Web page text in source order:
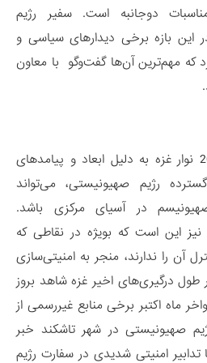
دوجانبه است. سفیر رژیم
این بازه برخی دیدارهای سیاسی و
که مهم‌ترین آن‌ها گفت‌و‌گو با معاون
یکی از پیامدهای جنگ 2023 نوار غزه به دلیل ابعاد و پیامدهای
رژیم صهیونیستی، می‌تواند
در آسیای مرکزی باشد.
نیز این است که بویژه در نقاطی که
آن را ندارند، منجر به امنیتی‌سازی
درگیری‌های اخیر غزه شاهد بروز
ماه اکتبر برخی منابع غیررسمی از
صهیونیستی در شهر تاشکند خبر
تدابیر امنیتی شدیدی در سفارت رژیم